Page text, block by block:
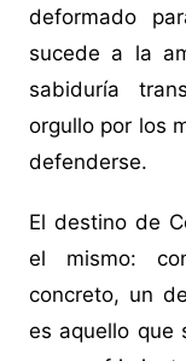
deformado
sucede a la
sabiduría
orgullo por los
defenderse.
El destino de
el mismo:
concreto, un
es aquello que